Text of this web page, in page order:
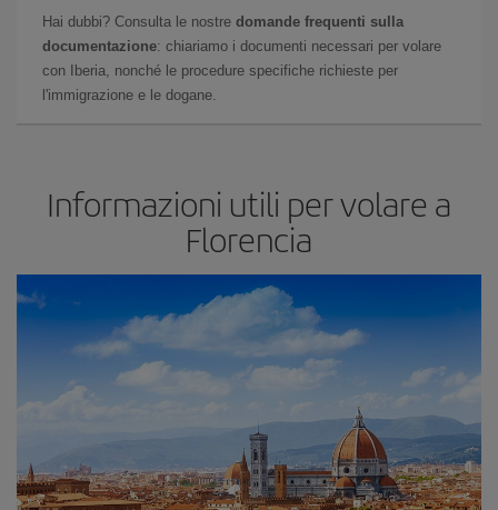
Hai dubbi? Consulta le nostre domande frequenti sulla
documentazione: chiariamo i documenti necessari per volare
con Iberia, nonché le procedure specifiche richieste per
l'immigrazione e le dogane.
Informazioni utili per volare a
Florencia